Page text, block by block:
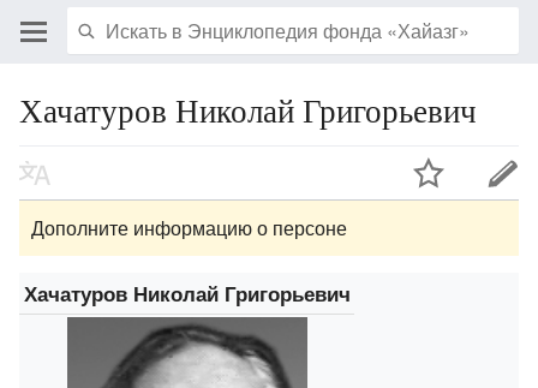
Хачатуров Николай Григорьевич
Дополните информацию о персоне
Хачатуров Николай Григорьевич